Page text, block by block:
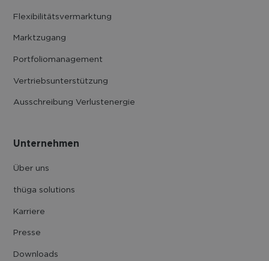
Flexibilitäts­vermarktung
Marktzugang
Portfolio­management
Vertriebs­unter­stützung
Ausschreibung Verlustenergie
Unternehmen
Über uns
thüga solutions
Karriere
Presse
Downloads